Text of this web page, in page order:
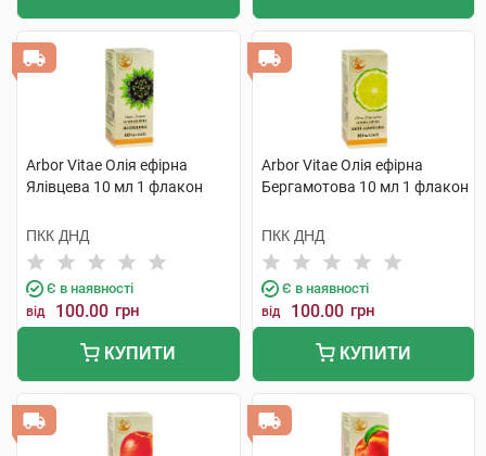
Arbor Vitae Олія ефірна
Ялівцева 10 мл 1 флакон
ПКК ДНД
Є в наявності
від 100.00 грн
КУПИТИ
Arbor Vitae Олія ефірна
Бергамотова 10 мл 1 флакон
ПКК ДНД
Є в наявності
від 100.00 грн
КУПИТИ